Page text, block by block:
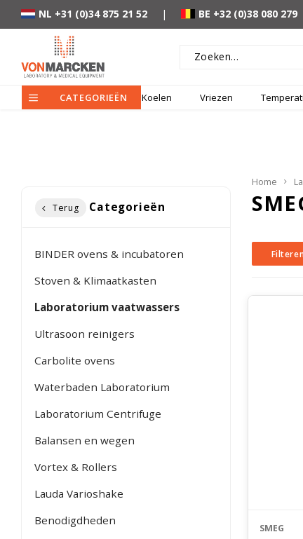
NL +31 (0)34 875 21 52 | BE +32 (0)38 080 279
CATEGORIEËN Koelen Vriezen
Terug Categorieën
BINDER ovens & incubatoren
Stoven & Klimaatkasten
Laboratorium vaatwassers
Ultrasoon reinigers
Carbolite ovens
Waterbaden Laboratorium
Laboratorium Centrifuge
Balansen en wegen
Vortex & Rollers
Lauda Varioshake
Benodigdheden
Home
Filteren
SMEG